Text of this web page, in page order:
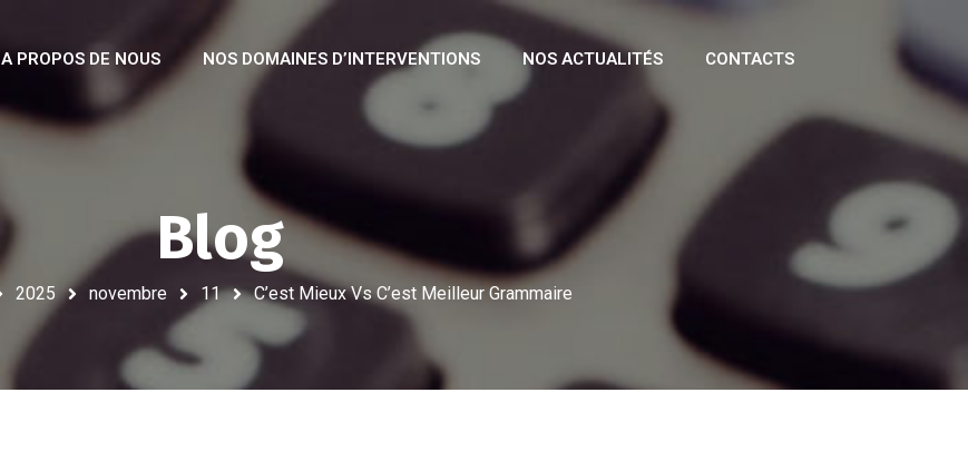
A PROPOS DE NOUS NOS DOMAINES D’INTERVENTIONS NOS ACTUALITÉS CONTACTS
Blog
2025 novembre 11 C’est Mieux Vs C’est Meilleur Grammaire